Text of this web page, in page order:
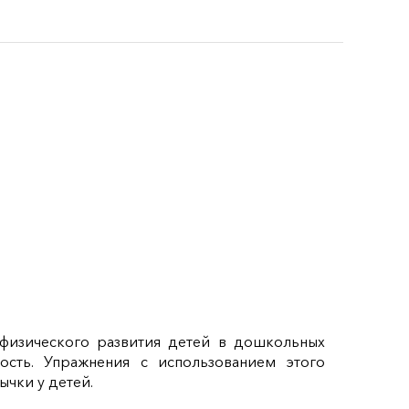
развития детей в дошкольных
Упражнения с использованием этого
у детей.